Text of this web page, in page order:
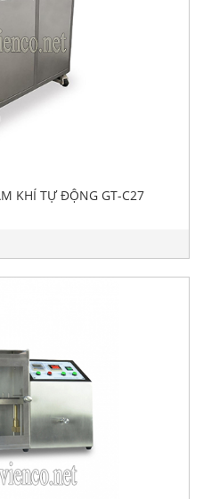
KHÍ TỰ ĐỘNG GT-C27